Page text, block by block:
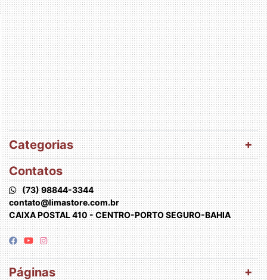
Categorias
Contatos
(73) 98844-3344
contato@limastore.com.br
CAIXA POSTAL 410 - CENTRO-PORTO SEGURO-BAHIA
Páginas